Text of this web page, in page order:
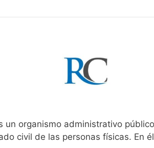
un organismo administrativo
civil de las personas físicas. En